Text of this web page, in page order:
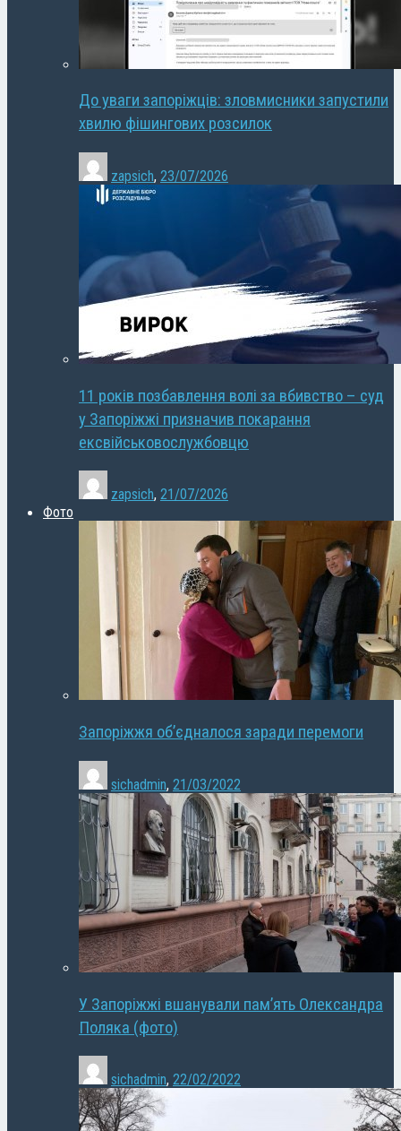
До уваги запоріжців: зловмисники запустили
хвилю фішингових розсилок
zapsich, 23/07/2026
11 років позбавлення волі за вбивство – суд
у Запоріжжі призначив покарання
ексвійськовослужбовцю
zapsich, 21/07/2026
Фото
Запоріжжя об’єдналося заради перемоги
sichadmin, 21/03/2022
У Запоріжжі вшанували пам’ять Олександра
Поляка (фото)
sichadmin, 22/02/2022